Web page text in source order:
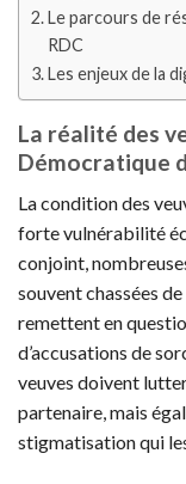
Le parcours de
RDC
Les enjeux de la
La réalité des
Démocratique
La condition des
forte vulnérabilité
conjoint,
souvent chassées
remettent en
d’accusations de
veuves doivent
partenaire, mais
stigmatisation qui